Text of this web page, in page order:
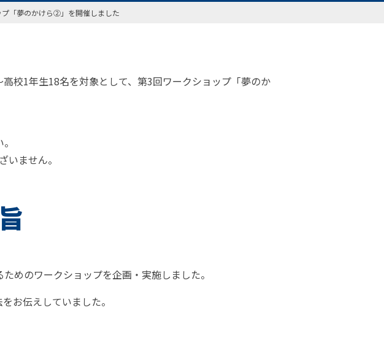
プ「夢のかけら②」を開催しました
校1年生18名を対象として、第3回ワークショップ「夢のか
ません。
めのワークショップを企画・実施しました。
お伝えしていました。